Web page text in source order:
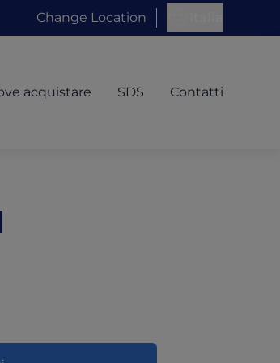
Change Location
acquistare SDS Contatti